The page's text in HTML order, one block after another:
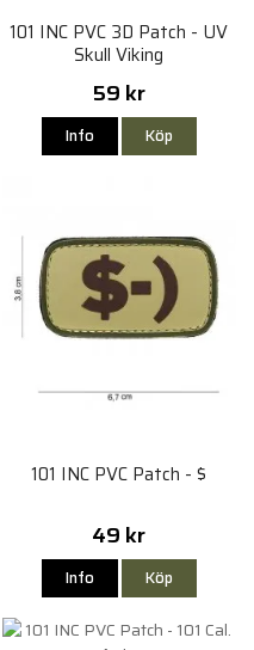
101 INC PVC 3D Patch - UV
Skull Viking
59 kr
Info Köp
101 INC PVC Patch - $
49 kr
Info Köp